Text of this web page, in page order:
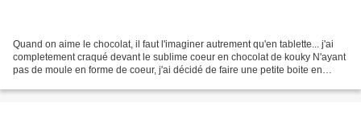
Quand on aime le chocolat, il faut l'imaginer autrement qu'en tablette... j'ai
completement craqué devant le sublime coeur en chocolat de kouky N'ayant
pas de moule en forme de coeur, j'ai décidé de faire une petite boite en